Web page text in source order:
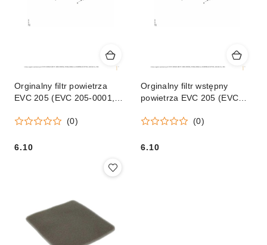
Orginalny filtr powietrza
EVC 205 (EVC 205-0001,
(0)
Cena:
6.10
Orginalny filtr wstępny
powietrza EVC 205 (EVC
(0)
Cena:
6.10